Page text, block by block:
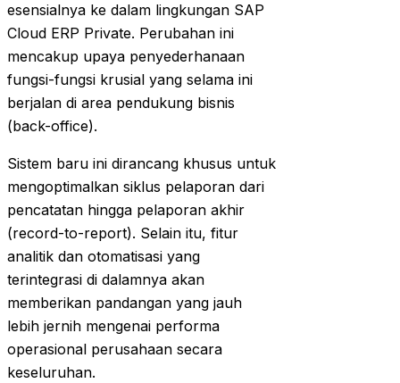
esensialnya ke dalam lingkungan SAP
Cloud ERP Private. Perubahan ini
mencakup upaya penyederhanaan
fungsi-fungsi krusial yang selama ini
berjalan di area pendukung bisnis
(back-office).
Sistem baru ini dirancang khusus untuk
mengoptimalkan siklus pelaporan dari
pencatatan hingga pelaporan akhir
(record-to-report). Selain itu, fitur
analitik dan otomatisasi yang
terintegrasi di dalamnya akan
memberikan pandangan yang jauh
lebih jernih mengenai performa
operasional perusahaan secara
keseluruhan.